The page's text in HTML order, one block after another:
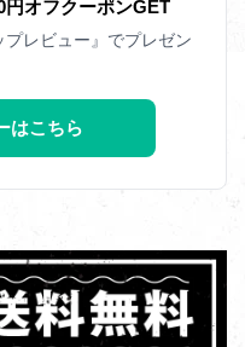
オフクーポンGET
レビュー』でプレゼン
はこちら